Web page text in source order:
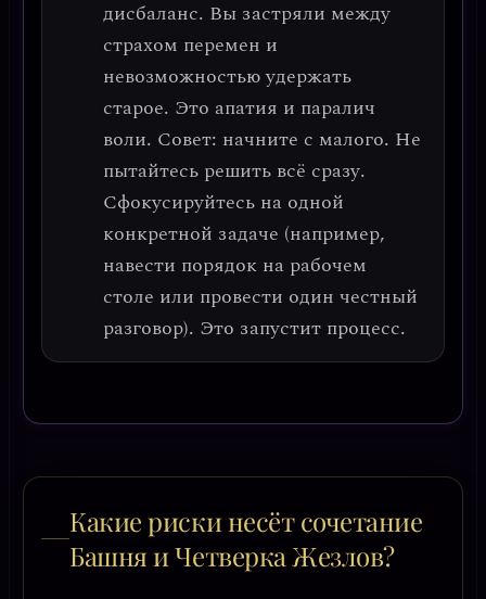
дисбаланс. Вы застряли между
страхом перемен и
невозможностью удержать
старое. Это апатия и паралич
воли. Совет: начните с малого. Не
пытайтесь решить всё сразу.
Сфокусируйтесь на одной
конкретной задаче (например,
навести порядок на рабочем
столе или провести один честный
разговор). Это запустит процесс.
Какие риски несёт сочетание
Башня и Четверка Жезлов?